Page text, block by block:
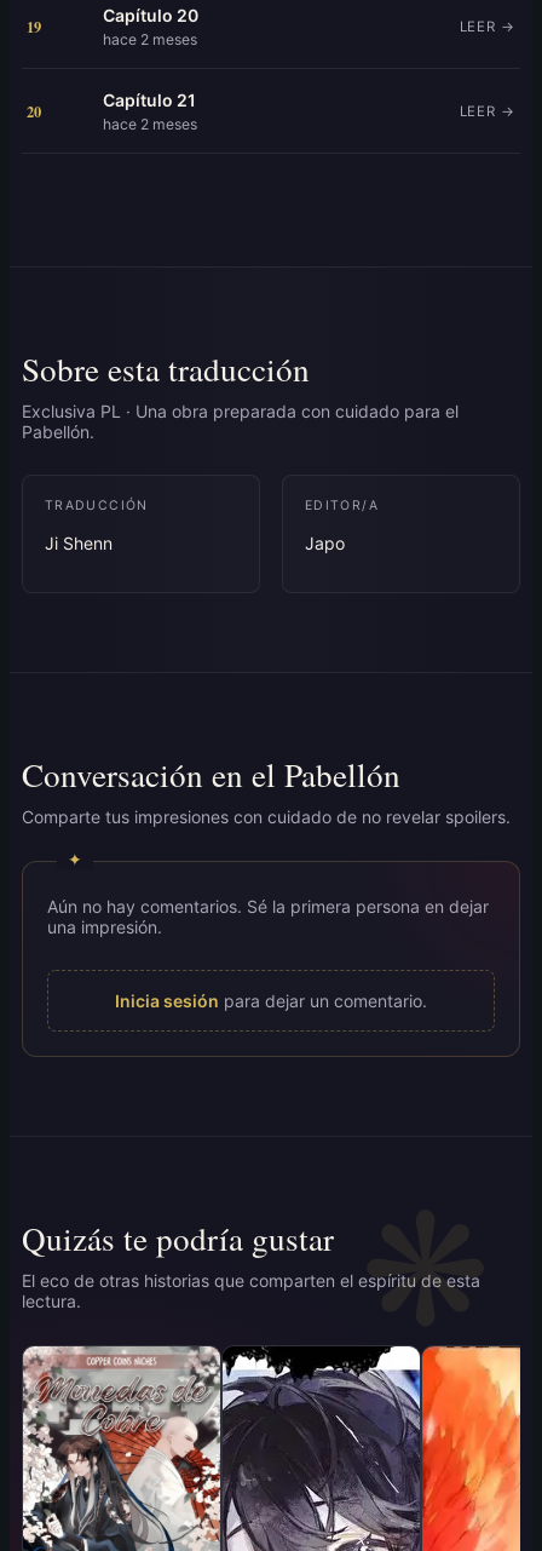
19
Capítulo 20
hace 2 meses
LEER →
20
Capítulo 21
hace 2 meses
LEER →
Sobre esta traducción
Exclusiva PL · Una obra preparada con cuidado para el
Pabellón.
TRADUCCIÓN
Ji Shenn
EDITOR/A
Japo
Conversación en el Pabellón
Comparte tus impresiones con cuidado de no revelar spoilers.
Aún no hay comentarios. Sé la primera persona en dejar
una impresión.
Inicia sesión para dejar un comentario.
Quizás te podría gustar
El eco de otras historias que comparten el espíritu de esta
lectura.